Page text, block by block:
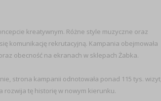
kreatywnym. Różne style muzyczne oraz
komunikację rekrutacyjną. Kampania obejmowała
obecność na ekranach w sklepach Żabka.
strona kampanii odnotowała ponad 115 tys. wizyt,
rozwija tę historię w nowym kierunku.